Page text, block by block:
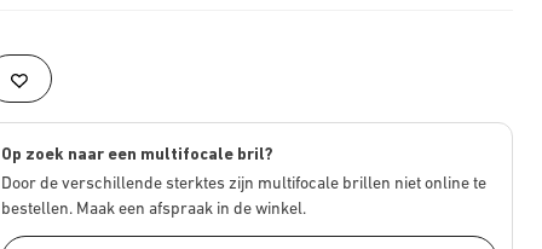
Op zoek naar een multifocale bril?
Door de verschillende sterktes zijn multifocale brillen niet online te
bestellen. Maak een afspraak in de winkel.